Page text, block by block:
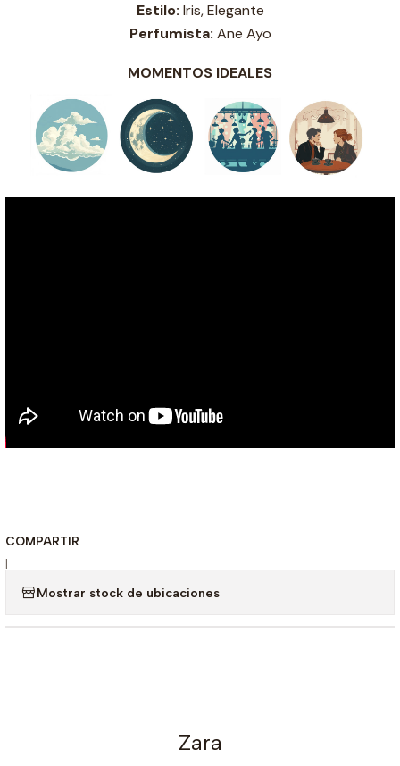
Estilo: Iris, Elegante
Perfumista: Ane Ayo
MOMENTOS IDEALES
COMPARTIR
|
Mostrar stock de ubicaciones
Zara